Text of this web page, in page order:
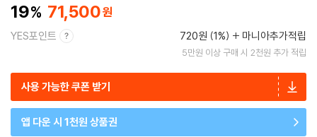
19 71,500
YES포인트 720원 (1%) 마니아추가적립
5만원 이상 구매 시 2천원 추가 적립
사용 가능한 쿠폰 받기
앱 다운 시 1천원 상품권